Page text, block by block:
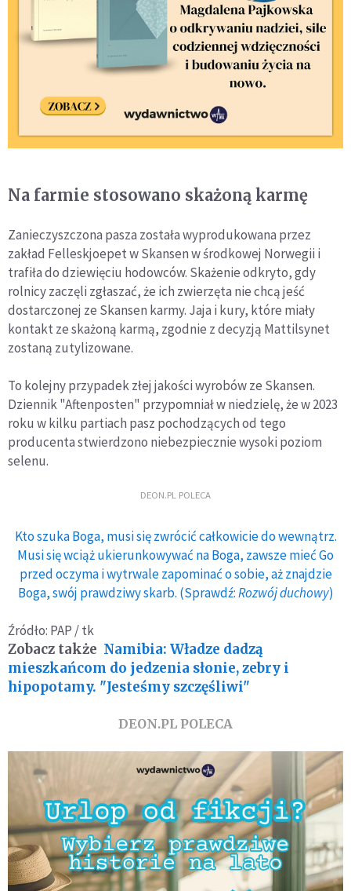
Na farmie stosowano skażoną karmę
Zanieczyszczona pasza została wyprodukowana przez
zakład Felleskjoepet w Skansen w środkowej Norwegii i
trafiła do dziewięciu hodowców. Skażenie odkryto, gdy
rolnicy zaczęli zgłaszać, że ich zwierzęta nie chcą jeść
dostarczonej ze Skansen karmy. Jaja i kury, które miały
kontakt ze skażoną karmą, zgodnie z decyzją Mattilsynet
zostaną zutylizowane.
To kolejny przypadek złej jakości wyrobów ze Skansen.
Dziennik "Aftenposten" przypomniał w niedzielę, że w 2023
roku w kilku partiach pasz pochodzących od tego
producenta stwierdzono niebezpiecznie wysoki poziom
selenu.
DEON.PL POLECA
Kto szuka Boga, musi się zwrócić całkowicie do wewnątrz.
Musi się wciąż ukierunkowywać na Boga, zawsze mieć Go
przed oczyma i wytrwale zapominać o sobie, aż znajdzie
Boga, swój prawdziwy skarb. (Sprawdź:Rozwój duchowy)
Źródło: PAP / tk
Zobacz także Namibia: Władze dadzą
mieszkańcom do jedzenia słonie, zebry i
hipopotamy. "Jesteśmy szczęśliwi"
DEON.PL POLECA